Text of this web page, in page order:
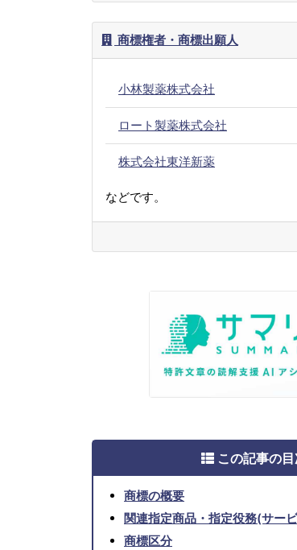
商標権者・商標出願人
小林製薬株式会社
ロート製薬株式会社
株式会社東洋新薬
などです。
この記事の目
商標の概要
関連指定商品・指定役務(サー
商標区分